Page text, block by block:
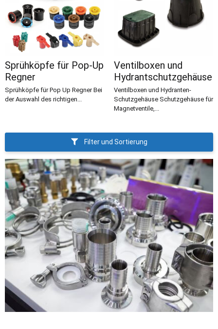
Sprühköpfe für Pop-Up
Regner
Sprühköpfe für Pop Up Regner Bei
der Auswahl des richtigen...
Ventilboxen und
Hydrantschutzgehäuse
Ventilboxen und Hydranten-
Schutzgehäuse Schutzgehäuse für
Magnetventile,...
Filter und Sortierung